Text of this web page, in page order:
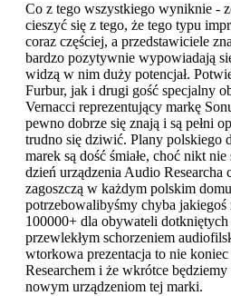
Co z tego wszystkiego wyniknie -
cieszyć się z tego, że tego typu
coraz częściej, a przedstawiciele
bardzo pozytywnie wypowiadają
widzą w nim duży potencjał.
Furbur, jak i drugi gość specjalny
Vernacci reprezentujący markę
pewno dobrze się znają i są pełni
trudno się dziwić. Plany polskiego
marek są dość śmiałe, choć nikt
dzień urządzenia Audio Researcha
zagoszczą w każdym polskim
potrzebowalibyśmy chyba jakiegoś
100000+ dla obywateli
przewlekłym schorzeniem
wtorkowa prezentacja to nie
Researchem i że wkrótce
nowym urządzeniom tej marki.